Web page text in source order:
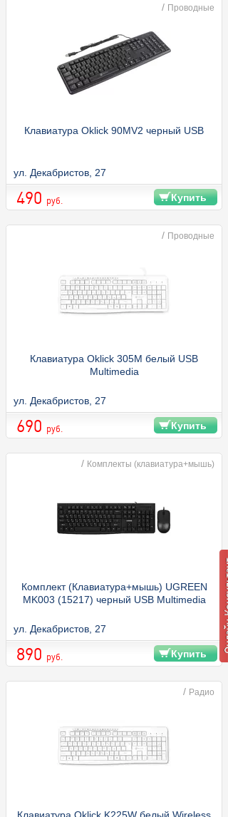
/ Проводные
Клавиатура Oklick 90MV2 черный USB
ул. Декабристов, 27
490 руб. Купить
/ Проводные
Клавиатура Oklick 305M белый USB
Multimedia
ул. Декабристов, 27
690 руб. Купить
/ Комплекты (клавиатура+мышь)
Комплект (Клавиатура+мышь) UGREEN
MK003 (15217) черный USB Multimedia
ул. Декабристов, 27
890 руб. Купить
/ Радио
Клавиатура Oklick K225W белый Wireless